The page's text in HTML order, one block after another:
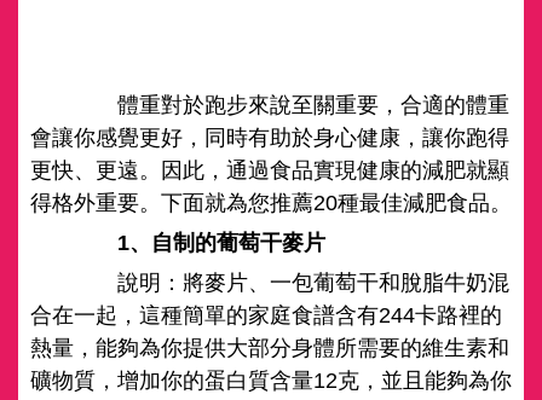
體重對於跑步來說至關重要，合適的體重
會讓你感覺更好，同時有助於身心健康，讓你跑得
更快、更遠。因此，通過食品實現健康的減肥就顯
得格外重要。下面就為您推薦20種最佳減肥食品。
1、自制的葡萄干麥片
說明：將麥片、一包葡萄干和脫脂牛奶混
合在一起，這種簡單的家庭食譜含有244卡路裡的
熱量，能夠為你提供大部分身體所需要的維生素和
礦物質，增加你的蛋白質含量12克，並且能夠為你